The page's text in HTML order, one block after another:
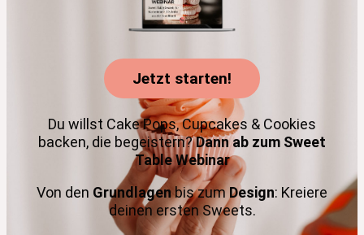
Jetzt starten!
Du willst Cake Pops, Cupcakes & Cookies
backen, die begeistern?Dann ab zum Sweet
Table Webinar
Von den Grundlagenbis zumDesign: Kreiere
deinen ersten Sweets.